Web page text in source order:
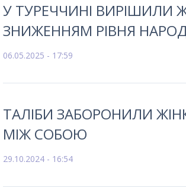
У ТУРЕЧЧИНІ ВИРІШИЛИ
ЗНИЖЕННЯМ РІВНЯ
06.05.2025 - 17:59
ТАЛІБИ ЗАБОРОНИЛИ
МІЖ СОБОЮ
29.10.2024 - 16:54